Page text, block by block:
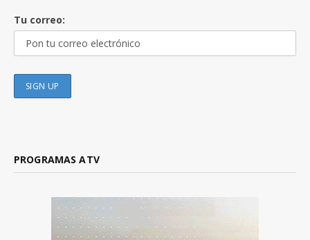
Tu correo:
PROGRAMAS ATV